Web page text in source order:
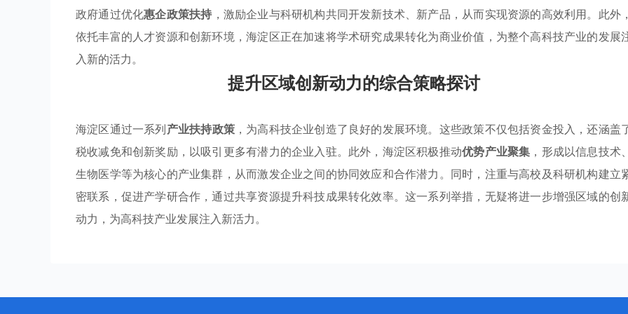
政府通过优化惠企政策扶持 ，激励企业与科研机构共同开发新技术、新产品，从而实现资源的高效利用。此外，
依托丰富的人才资源和创新环境，海淀区正在加速将学术研究成果转化为商业价值，为整个高科技产业的发展
入新的活力。
提升区域创新动力的综合策略探讨
海淀区通过一系列产业扶持政策，为高科技企业创造了良好的发展环境。这些政策不仅包括资金投入，还涵盖
税收减免和创新奖励，以吸引更多有潜力的企业入驻。此外，海淀区积极推动优势产业聚集 ，形成以信息技术、
生物医学等为核心的产业集群，从而激发企业之间的协同效应和合作潜力。同时，注重与高校及科研机构建立
密联系，促进产学研合作，通过共享资源提升科技成果转化效率。这一系列举措，无疑将进一步增强区域的创
动力，为高科技产业发展注入新活力。